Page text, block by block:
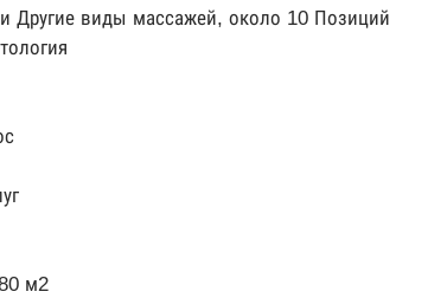
виды массажей, около 10 Позиций
м2